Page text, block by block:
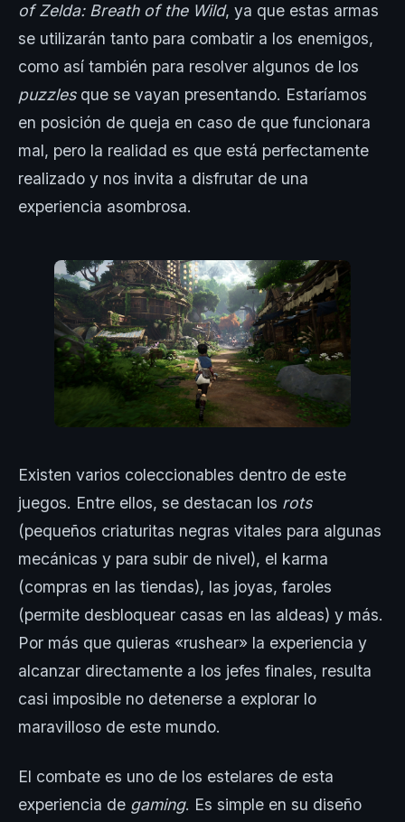
of Zelda: Breath of the Wild, ya que estas armas
se utilizarán tanto para combatir a los enemigos,
como así también para resolver algunos de los
puzzles que se vayan presentando. Estaríamos
en posición de queja en caso de que funcionara
mal, pero la realidad es que está perfectamente
realizado y nos invita a disfrutar de una
experiencia asombrosa.
Existen varios coleccionables dentro de este
juegos. Entre ellos, se destacan los rots
(pequeños criaturitas negras vitales para algunas
mecánicas y para subir de nivel), el karma
(compras en las tiendas), las joyas, faroles
(permite desbloquear casas en las aldeas) y más.
Por más que quieras «rushear» la experiencia y
alcanzar directamente a los jefes finales, resulta
casi imposible no detenerse a explorar lo
maravilloso de este mundo.
El combate es uno de los estelares de esta
experiencia de gaming. Es simple en su diseño